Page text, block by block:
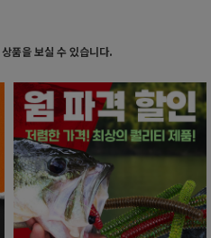
품을 보실 수 있습니다.